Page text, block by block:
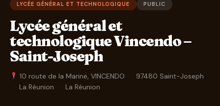
LYCÉE GÉNÉRAL ET TECHNOLOGIQUE PUBLIC
Lycée général et
technologique Vincendo –
Saint-Joseph
10 route de la Marine, VINCENDO ·
97480 Saint-Joseph
· La Réunion · La Réunion